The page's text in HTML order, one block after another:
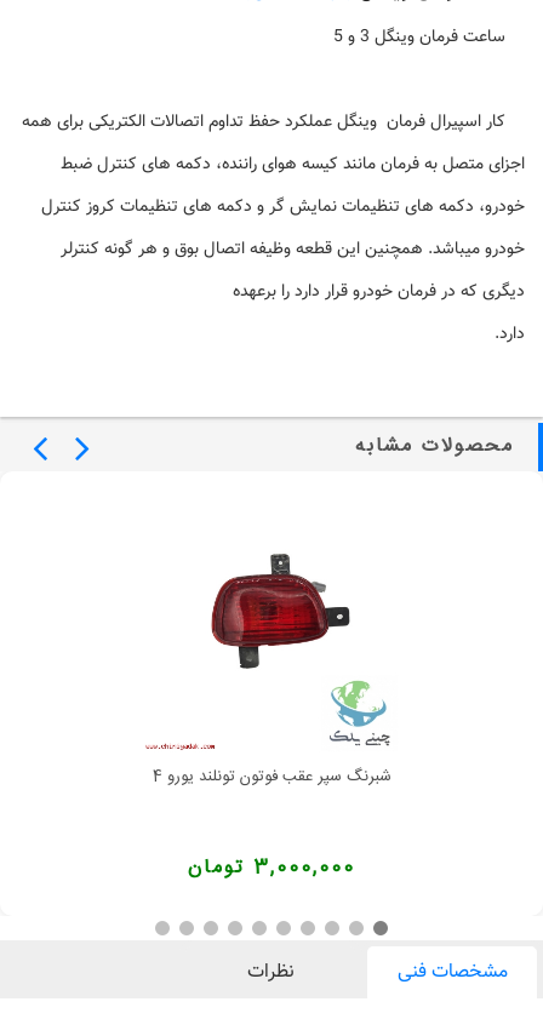
ساعت فرمان وینگل 3 و 5
کار اسپیرال فرمان وینگل عملکرد حفظ تداوم اتصالات الکتریکی برای همه
اجزای متصل بهفرمانمانند کیسه هوای راننده، دکمه های کنترل ضبط
خودرو، دکمه های تنظیمات نمایش گر و دکمه های تنظیمات کروز کنترل
خودرو میباشد. همچنین این قطعه وظیفه اتصال بوق و هر گونه کنترلر
دیگری که درفرمانخودرو قرار دارد را برعهده
دارد.
محصولات مشابه
شبرنگ سپر عقب فوتون تونلند یورو 4
3,000,000 تومان
مشخصات فنی نظرات